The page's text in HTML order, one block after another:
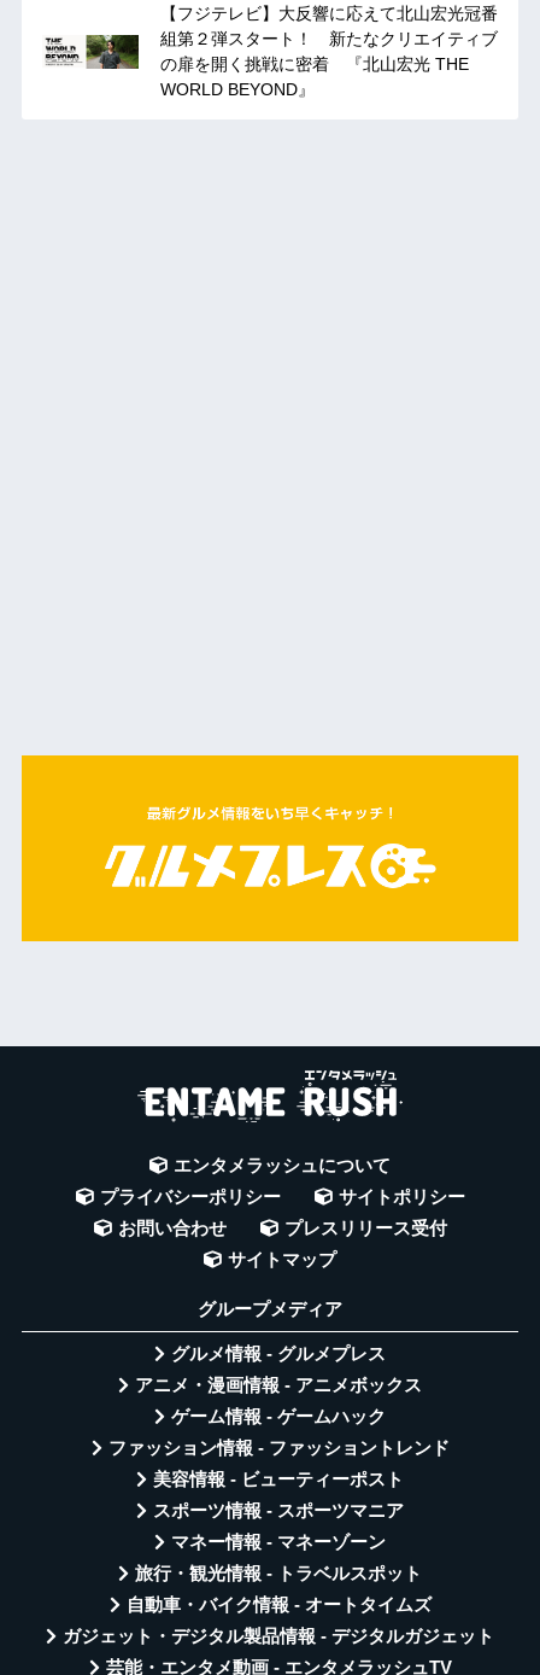
【フジテレビ】大反響に応えて北山宏光冠番
組第２弾スタート！ 新たなクリエイティブ
の扉を開く挑戦に密着 『北山宏光 THE
WORLD BEYOND』
エンタメラッシュについて
プライバシーポリシー
サイトポリシー
お問い合わせ
プレスリリース受付
サイトマップ
グループメディア
グルメ情報 - グルメプレス
アニメ・漫画情報 - アニメボックス
ゲーム情報 - ゲームハック
ファッション情報 - ファッショントレンド
美容情報 - ビューティーポスト
スポーツ情報 - スポーツマニア
マネー情報 - マネーゾーン
旅行・観光情報 - トラベルスポット
自動車・バイク情報 - オートタイムズ
ガジェット・デジタル製品情報 - デジタルガジェット
芸能・エンタメ動画 - エンタメラッシュTV